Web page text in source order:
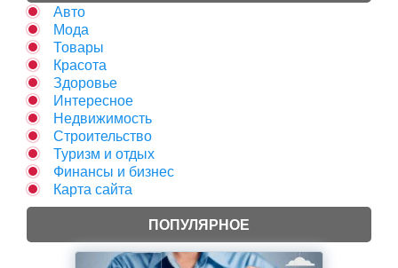
Авто
Мода
Товары
Красота
Здоровье
Интересное
Недвижимость
Строительство
Туризм и отдых
Финансы и бизнес
Карта сайта
ПОПУЛЯРНОЕ